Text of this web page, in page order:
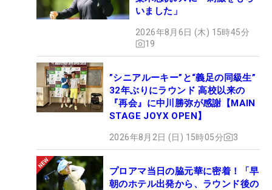
いました」
2026年8月6日 (木) 15時45分
19
”シニアルーキー”と“義足の同級生”
32年ぶりにラウンド 高校以来の
『再会』に中川勝弥が感謝【MAIN
STAGE JOYX OPEN】
2026年8月2日 (日) 15時05分 3
プロアマ当日の脇元華に密着！「早
朝のホテル出発から、ラウンド後の